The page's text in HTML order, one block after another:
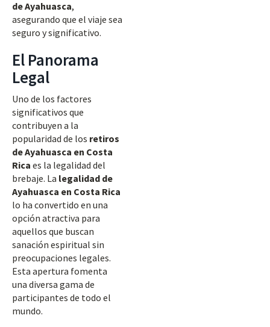
de Ayahuasca,
asegurando que el viaje sea
seguro y significativo.
El Panorama
Legal
Uno de los factores
significativos que
contribuyen a la
popularidad de los retiros
de Ayahuasca en Costa
Rica es la legalidad del
brebaje. La legalidad de
Ayahuasca en Costa Rica
lo ha convertido en una
opción atractiva para
aquellos que buscan
sanación espiritual sin
preocupaciones legales.
Esta apertura fomenta
una diversa gama de
participantes de todo el
mundo.